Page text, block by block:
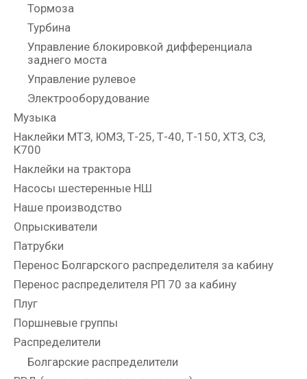
Тормоза
Турбина
Управление блокировкой дифференциала
заднего моста
Управление рулевое
Электрооборудование
Музыка
Наклейки МТЗ, ЮМЗ, Т-25, Т-40, Т-150, ХТЗ, СЗ,
К700
Наклейки на трактора
Насосы шестеренные НШ
Наше производство
Опрыскиватели
Патрубки
Перенос Болгарского распределителя за кабину
Перенос распределителя РП 70 за кабину
Плуг
Поршневые группы
Распределители
Болгарские распределители